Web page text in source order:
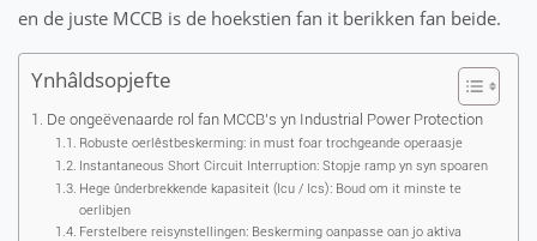
en de juste MCCB is de hoekstien fan it berikken fan beide.
Ynhâldsopjefte
De ongeëvenaarde rol fan MCCB's yn Industrial Power Protection
Robuste oerlêstbeskerming: in must foar trochgeande operaasje
Instantaneous Short Circuit Interruption: Stopje ramp yn syn spoaren
Hege ûnderbrekkende kapasiteit (Icu / Ics): Boud om it minste te
oerlibjen
Ferstelbere reisynstellingen: Beskerming oanpasse oan jo aktiva